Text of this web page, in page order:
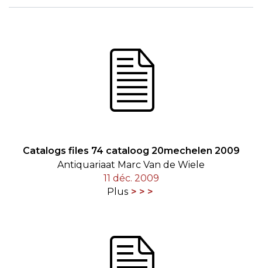
Catalogs files 74 cataloog 20mechelen 2009
Antiquariaat Marc Van de Wiele
11 déc. 2009
Plus